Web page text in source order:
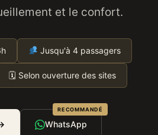
et le confort.
Jusqu'à 4 passagers
🗓 Selon ouverture des sites
RECOMMANDÉ
WhatsApp